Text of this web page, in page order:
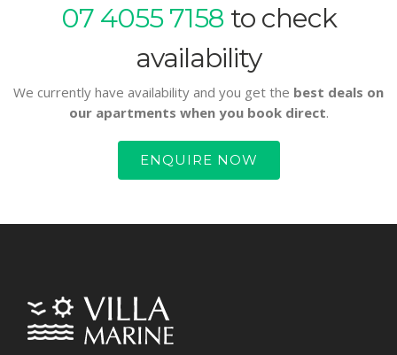
07 4055 7158to check
availability
We currently have availability and you get the best deals on
our apartments when you book direct.
ENQUIRE NOW